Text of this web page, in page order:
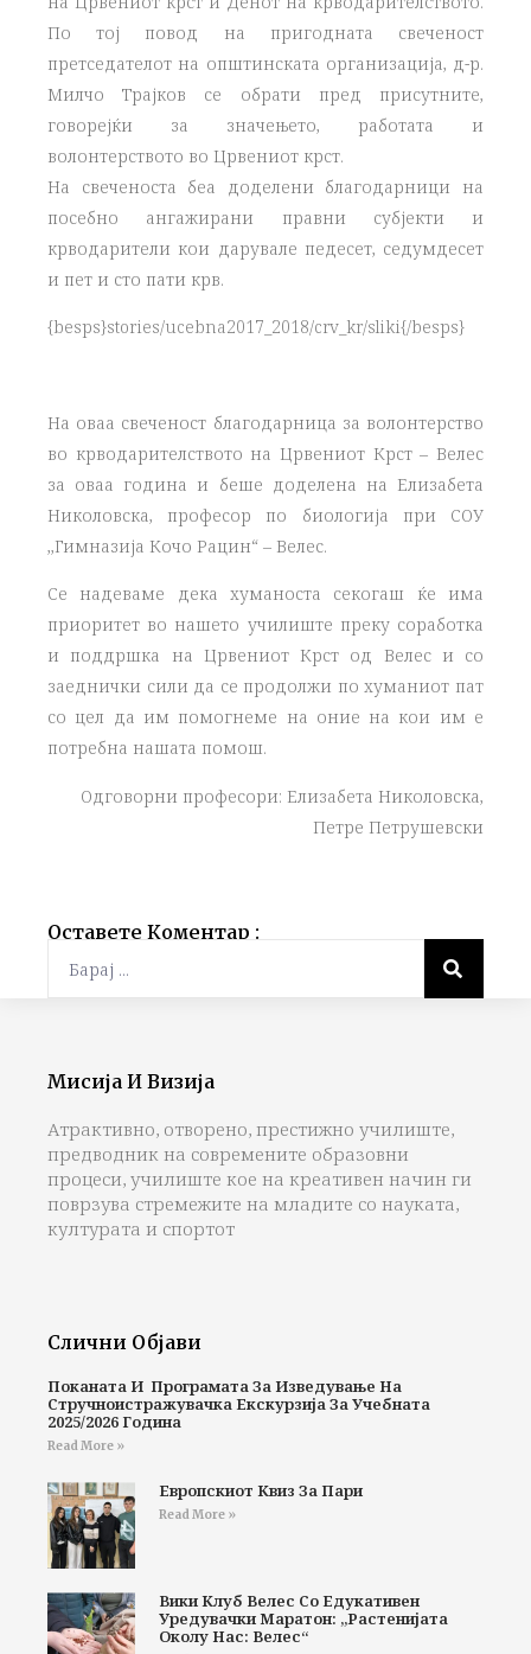
По тој повод на пригодната свеченост
претседателот на општинската организација, д-р.
Милчо Трајков се обрати пред присутните,
говорејќи за значењето, работата и
волонтерството во Црвениот крст.
На свеченоста беа доделени благодарници на
посебно ангажирани правни субјекти и
крводарители кои дарувале педесет, седумдесет
и пет и сто пати крв.
{besps}stories/ucebna2017_2018/crv_kr/sliki{/besps}
На оваа свеченост благодарница за волонтерство
во крводарителството на Црвениот Крст – Велес
за оваа година и беше доделена на Елизабета
Николовска, професор по биологија при СОУ
,,Гимназија Кочо Рацин“ – Велес.
Се надеваме дека хуманоста секогаш ќе има
приоритет во нашето училиште преку соработка
и поддршка на Црвениот Крст од Велес и со
заеднички сили да се продолжи по хуманиот пат
со цел да им помогнеме на оние на кои им е
потребна нашата помош.
Одговорни професори: Елизабета Николовска,
Петре Петрушевски
Оставете Коментар :
Мисија И Визија
Атрактивно, отворено, престижно училиште,
предводник на современите образовни
процеси, училиште кое на креативен начин ги
поврзува стремежите на младите со науката,
културата и спортот
Слични Објави
Поканата И Програмата За Изведување На
Стручноистражувачка Екскурзија За Учебната
2025/2026 Година
Read More »
Европскиот Квиз За Пари
Read More »
Вики Клуб Велес Со Едукативен
Уредувачки Маратон: „Растенијата
Околу Нас: Велес“